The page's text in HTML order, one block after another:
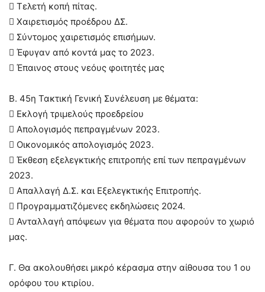
 Τελετή κοπή πίτας.
 Χαιρετισμός προέδρου ΔΣ.
 Σύντομος χαιρετισμός επισήμων.
 Έφυγαν από κοντά μας το 2023.
 Έπαινος στους νεόυς φοιτητές μας
Β. 45η Τακτική Γενική Συνέλευση με θέματα:
 Εκλογή τριμελούς προεδρείου
 Απολογισμός πεπραγμένων 2023.
 Οικονομικός απολογισμός 2023.
 Έκθεση εξελεγκτικής επιτροπής επί των πεπραγμένων
2023.
 Απαλλαγή Δ.Σ. και Εξελεγκτικής Επιτροπής.
 Προγραμματιζόμενες εκδηλώσεις 2024.
 Ανταλλαγή απόψεων για θέματα που αφορούν το χωριό
μας.
Γ. Θα ακολουθήσει μικρό κέρασμα στην αίθουσα του 1 ου
ορόφου του κτιρίου.